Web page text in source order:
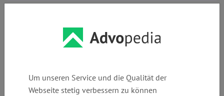
Rechtsanwalt MARC OLIVER
Um unseren Service und die Qualität der
Webseite stetig verbessern zu können